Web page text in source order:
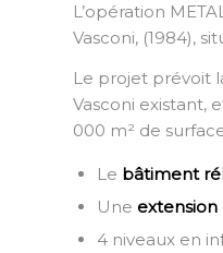
L’opération
Vasconi, (1984),
Le projet prévoit
Vasconi existant,
000 m² de
Le bâtiment
Une extension
4 niveaux en